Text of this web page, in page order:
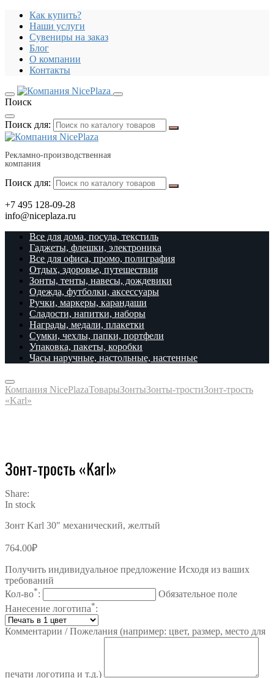
Как купить?
Наши услуги
Сувениры на заказ
Блог
О компании
Контакты
Поиск
Поиск для:
Рекламно-производственная
компания
Поиск для:
+7 495 128-09-28
info@niceplaza.ru
Все для дома, посуда, текстиль
Гаджеты, флешки, электроника
Все для офиса, промо, полиграфия
Отдых, здоровье, путешествия
Зонты, тенты, навесы, дождевики
Одежда, футболки, аксессуары
Ручки, маркеры, карандаши
Сладости, напитки, наборы
Награды, медали, плакетки
Сумки, чехлы, папки, портфели
Упаковка, пакеты, коробки
Часы наручные, настольные, настенные
Компания NicePlazaТоварыЗонтыЗонты-тростиЗонт-трость
«Karl»
Зонт-трость «Karl»
Share:
In stock
Зонт Karl 30″ механический, желтый
764.00₽
Получить индивидуальное предложение Исходя из ваших
требований
Кол-во*:
Обязательное поле
Нанесение логотипа*:
Комментарии / Пожелания (например: цвет, размер, место для
печати логотипа и т.д.)